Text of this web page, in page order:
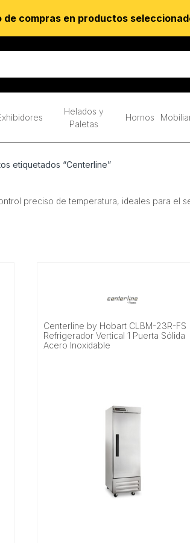
Helados y
Paletas
Hornos
etiquetados “Centerline”
preciso de temperatura, ideales para el
Centerline by Hobart CLBM-23R-FS
Refrigerador Vertical 1 Puerta Sólida
Acero Inoxidable
de compras en productos